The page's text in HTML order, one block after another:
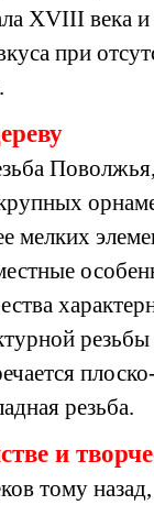
XVIII века и
при
мелких
резьба.
и
тому